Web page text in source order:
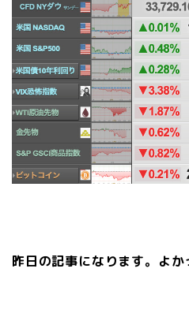
昨日の記事になります。よ